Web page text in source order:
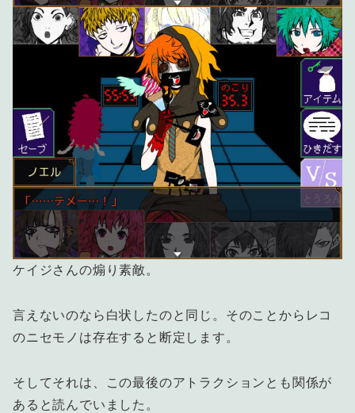
ケイジさんの煽り素敵。
言えないのなら白状したのと同じ。そのことからレコ
のニセモノは存在すると断定します。
そしてそれは、この最後のアトラクションとも関係が
あると読んでいました。